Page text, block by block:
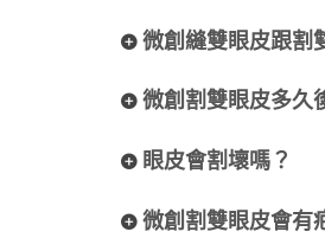
微創縫雙眼皮跟割
微創割雙眼皮多久
眼皮會割壞嗎？
微創割雙眼皮會有